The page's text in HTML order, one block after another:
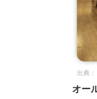
出典：
オー